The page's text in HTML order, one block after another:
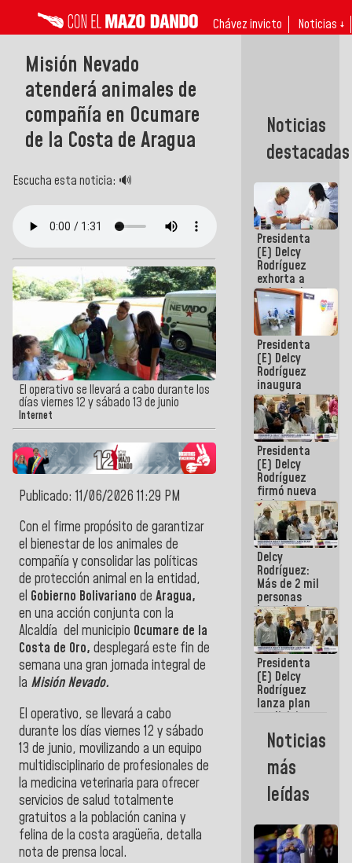
Chávez invicto Noticias ↓
Misión Nevado
atenderá animales de
compañía en Ocumare
de la Costa de Aragua
Escucha esta noticia: 🔊
El operativo se llevará a cabo durante los
días viernes 12 y sábado 13 de junio
Internet
Publicado: 11/06/2026 11:29 PM
Con el firme propósito de garantizar
el bienestar de los animales de
compañía y consolidar las políticas
de protección animal en la entidad,
el Gobierno Bolivariano de Aragua,
en una acción conjunta con la
Alcaldía del municipio Ocumare de la
Costa de Oro, desplegará este fin de
semana una gran jornada integral de
la Misión Nevado.
El operativo, se llevará a cabo
durante los días viernes 12 y sábado
13 de junio, movilizando a un equipo
multidisciplinario de profesionales de
la medicina veterinaria para ofrecer
servicios de salud totalmente
gratuitos a la población canina y
felina de la costa aragüeña, detalla
nota de prensa local.
Noticias
destacadas
Presidenta
(E) Delcy
Rodríguez
exhorta a
gobernadores
y alcaldes a
edificar
casas para
abuelos
Presidenta
(E) Delcy
Rodríguez
inaugura
casa de los
Abuelos
Primavera
en Caracas
Presidenta
(E) Delcy
Rodríguez
firmó nueva
de Ley de
Arrendamiento
aprobada
por la AN
Delcy
Rodríguez:
Más de 2 mil
personas
beneficiadas
con planes
para
atención de
emergencia
sísmica en
la última
semana
Presidenta
(E) Delcy
Rodríguez
lanza plan
crediticio
con subsidio
a Juntas de
Condominio
Noticias
más
leídas